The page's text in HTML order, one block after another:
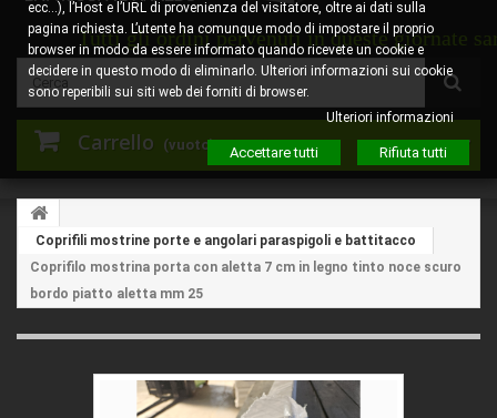
Carrello (vuoto)
Tutti gli ordini pervenuti in queste giornate
Coprifili mostrine porte e angolari paraspigoli e battitacco
Coprifilo mostrina porta con aletta 7 cm in legno tinto noce scuro
bordo piatto aletta mm 25
ecc…), l’Host e l’URL di provenienza del visitatore, oltre ai dati sulla
pagina richiesta. L’utente ha comunque modo di impostare il proprio
browser in modo da essere informato quando ricevete un cookie e
decidere in questo modo di eliminarlo. Ulteriori informazioni sui cookie
sono reperibili sui siti web dei forniti di browser.
Ulteriori informazioni
Accettare tutti Rifiuta tutti